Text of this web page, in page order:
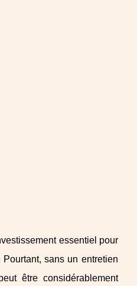
essentiel pour
sans un entretien
être considérablement